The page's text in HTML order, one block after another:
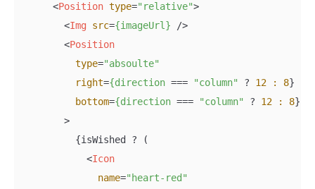
<Position type="relative">
<Img src={imageUrl} />
<Position
type="absoulte"
right={direction === "column" ? 12 : 8}
bottom={direction === "column" ? 12 : 8}
        >
          {isWished ? (
<Icon
name="heart-red"